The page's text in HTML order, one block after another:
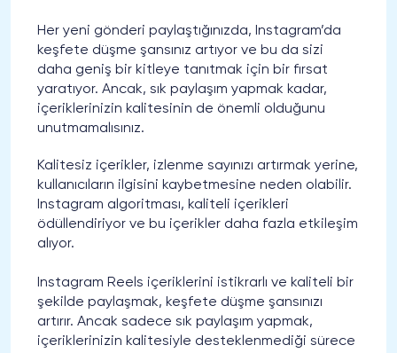
Her yeni gönderi paylaştığınızda, Instagram’da
keşfete düşme şansınız artıyor ve bu da sizi
daha geniş bir kitleye tanıtmak için bir fırsat
yaratıyor. Ancak, sık paylaşım yapmak kadar,
içeriklerinizin kalitesinin de önemli olduğunu
unutmamalısınız.
Kalitesiz içerikler, izlenme sayınızı artırmak yerine,
kullanıcıların ilgisini kaybetmesine neden olabilir.
Instagram algoritması, kaliteli içerikleri
ödüllendiriyor ve bu içerikler daha fazla etkileşim
alıyor.
Instagram Reels içeriklerini istikrarlı ve kaliteli bir
şekilde paylaşmak, keşfete düşme şansınızı
artırır. Ancak sadece sık paylaşım yapmak,
içeriklerinizin kalitesiyle desteklenmediği sürece